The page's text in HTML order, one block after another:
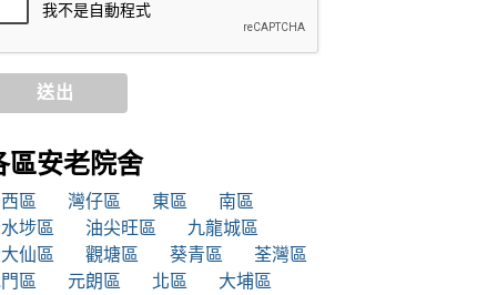
送出
區安老院舍
區 灣仔區 東區
南區
埗區
油尖旺區
九龍城區
仙區
觀塘區 葵青區
荃灣區
區
元朗區 北區 大埔區